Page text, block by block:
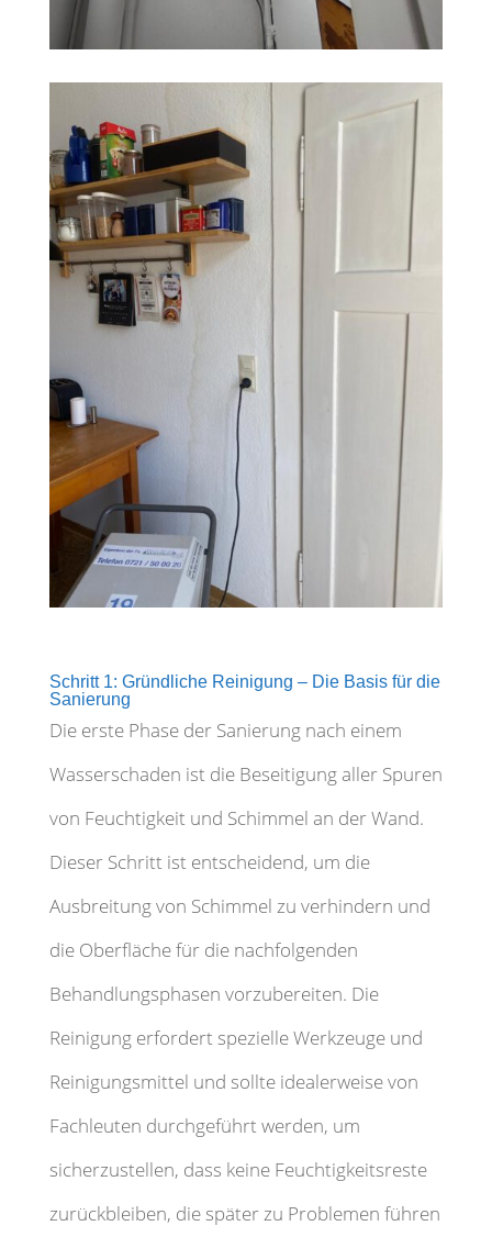
Schritt 1: Gründliche Reinigung – Die Basis für die
Sanierung
Die erste Phase der Sanierung nach einem
Wasserschaden ist die Beseitigung aller Spuren
von Feuchtigkeit und Schimmel an der Wand.
Dieser Schritt ist entscheidend, um die
Ausbreitung von Schimmel zu verhindern und
die Oberfläche für die nachfolgenden
Behandlungsphasen vorzubereiten. Die
Reinigung erfordert spezielle Werkzeuge und
Reinigungsmittel und sollte idealerweise von
Fachleuten durchgeführt werden, um
sicherzustellen, dass keine Feuchtigkeitsreste
zurückbleiben, die später zu Problemen führen